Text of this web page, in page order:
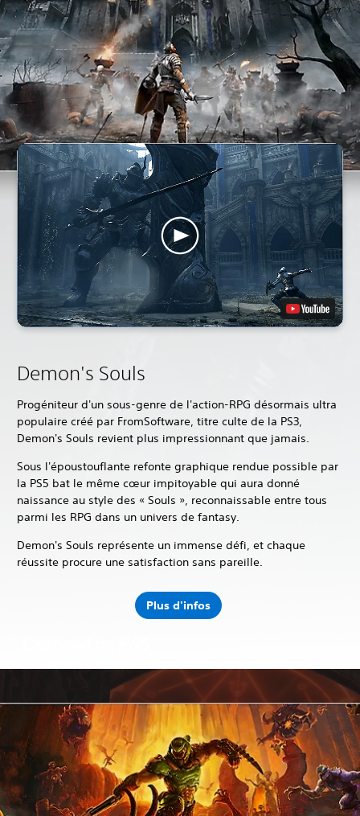
Demon's Souls
Progéniteur d'un sous-genre de l'action-RPG désormais ultra
populaire créé par FromSoftware, titre culte de la PS3,
Demon's Souls revient plus impressionnant que jamais.
Sous l'époustouflante refonte graphique rendue possible par
la PS5 bat le même cœur impitoyable qui aura donné
naissance au style des « Souls », reconnaissable entre tous
parmi les RPG dans un univers de fantasy.
Demon's Souls représente un immense défi, et chaque
réussite procure une satisfaction sans pareille.
Plus d'infos